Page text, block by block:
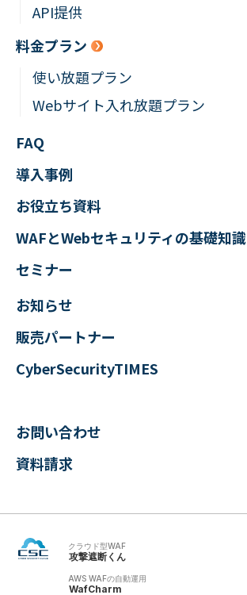
API提供
料金プラン
使い放題プラン
Webサイト入れ放題プラン
FAQ
導入事例
お役立ち資料
WAFとWebセキュリティの基礎知識
セミナー
お知らせ
販売パートナー
CyberSecurityTIMES
お問い合わせ
資料請求
クラウド型WAF
攻撃遮断くん
AWS WAFの自動運用
WafCharm